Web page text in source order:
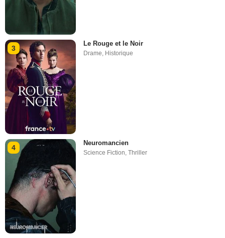
3
Le Rouge et le Noir
Drame, Historique
4
Neuromancien
Science Fiction,Thriller